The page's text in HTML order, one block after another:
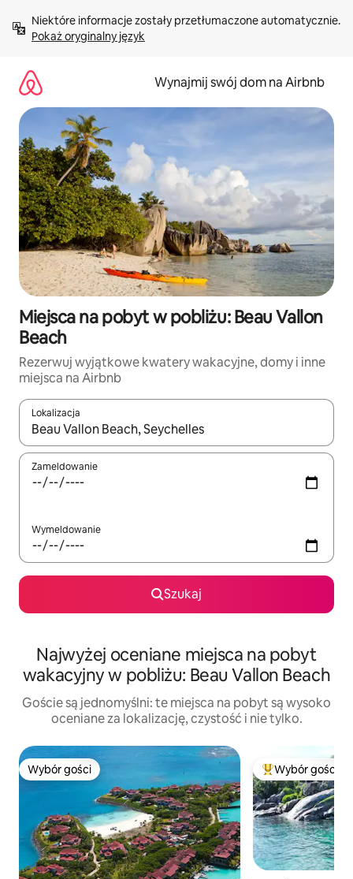
treści Pokaż oryginalny język
Wynajmij swój dom na Airbnb
Miejsca na pobyt w pobliżu: Beau Vallon
Beach
Rezerwuj wyjątkowe kwatery wakacyjne, domy i inne
miejsca na Airbnb
Lokalizacja
Gdy wyniki będą dostępne, możesz poruszać się po nich za
Zameldowanie
Wymeldowanie
Szukaj
Najwyżej oceniane miejsca na pobyt
wakacyjny w pobliżu: Beau Vallon Beach
Goście są jednomyślni: te miejsca na pobyt są wysoko
oceniane za lokalizację, czystość i nie tylko.
Wybór gości
Wybór gości Wybór gości